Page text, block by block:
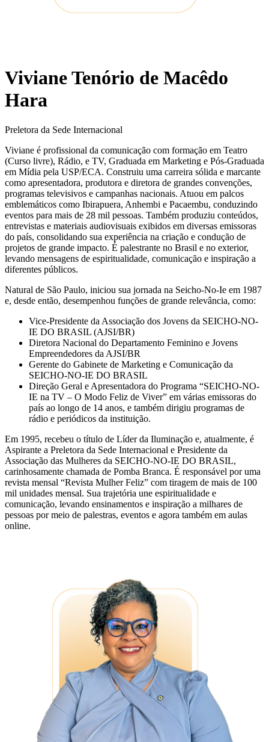
Viviane Tenório de Macêdo
Hara
Preletora da Sede Internacional
Viviane é profissional da comunicação com formação em Teatro
(Curso livre), Rádio, e TV, Graduada em Marketing e Pós-Graduada
em Mídia pela USP/ECA. Construiu uma carreira sólida e marcante
como apresentadora, produtora e diretora de grandes convenções,
programas televisivos e campanhas nacionais. Atuou em palcos
emblemáticos como Ibirapuera, Anhembi e Pacaembu, conduzindo
eventos para mais de 28 mil pessoas. Também produziu conteúdos,
entrevistas e materiais audiovisuais exibidos em diversas emissoras
do país, consolidando sua experiência na criação e condução de
projetos de grande impacto. É palestrante no Brasil e no exterior,
levando mensagens de espiritualidade, comunicação e inspiração a
diferentes públicos.
Natural de São Paulo, iniciou sua jornada na Seicho-No-Ie em 1987
e, desde então, desempenhou funções de grande relevância, como:
Vice-Presidente da Associação dos Jovens da SEICHO-NO-
IE DO BRASIL (AJSI/BR)
Diretora Nacional do Departamento Feminino e Jovens
Empreendedores da AJSI/BR
Gerente do Gabinete de Marketing e Comunicação da
SEICHO-NO-IE DO BRASIL
Direção Geral e Apresentadora do Programa “SEICHO-NO-
IE na TV – O Modo Feliz de Viver” em várias emissoras do
país ao longo de 14 anos, e também dirigiu programas de
rádio e periódicos da instituição.
Em 1995, recebeu o título de Líder da Iluminação e, atualmente, é
Aspirante a Preletora da Sede Internacional e Presidente da
Associação das Mulheres da SEICHO-NO-IE DO BRASIL,
carinhosamente chamada de Pomba Branca. É responsável por uma
revista mensal “Revista Mulher Feliz” com tiragem de mais de 100
mil unidades mensal. Sua trajetória une espiritualidade e
comunicação, levando ensinamentos e inspiração a milhares de
pessoas por meio de palestras, eventos e agora também em aulas
online.